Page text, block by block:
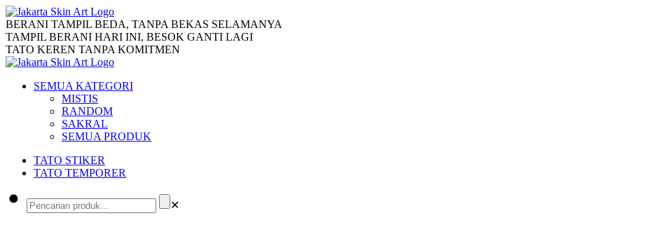
BERANI TAMPIL BEDA, TANPA BEKAS SELAMANYA
TAMPIL BERANI HARI INI, BESOK GANTI LAGI
TATO KEREN TANPA KOMITMEN
SEMUA KATEGORI
MISTIS
RANDOM
SAKRAL
SEMUA PRODUK
TATO STIKER
TATO TEMPORER
✕